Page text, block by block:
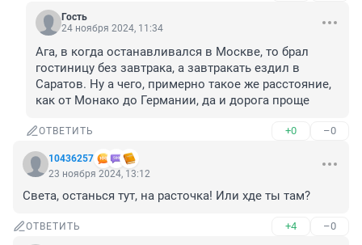
Гость
24 ноября 2024, 11:34
Ага, в когда останавливался в Москве, то брал
гостиницу без завтрака, а завтракать ездил в
Саратов. Ну а чего, примерно такое же расстояние,
как от Монако до Германии, да и дорога проще
ОТВЕТИТЬ +0 –0
10436257
23 ноября 2024, 13:12
Света, останься тут, на расточка! Или хде ты там?
ОТВЕТИТЬ +4 –0